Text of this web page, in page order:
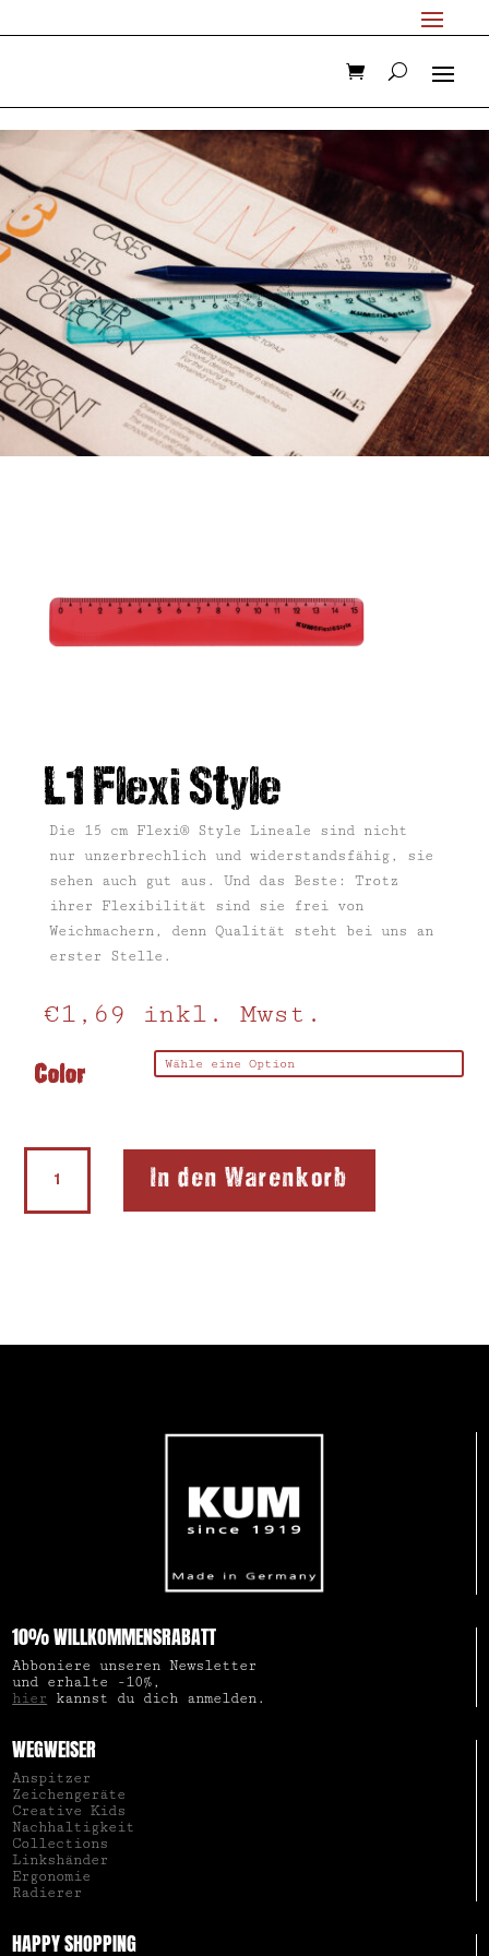
L1 Flexi Style
Die 15 cm Flexi® Style Lineale sind nicht
nur unzerbrechlich und widerstandsfähig, sie
sehen auch gut aus. Und das Beste: Trotz
ihrer Flexibilität sind sie frei von
Weichmachern, denn Qualität steht bei uns an
erster Stelle.
€1,69 inkl. Mwst.
Color
L1
Flexi
Style
In den Warenkorb
10% WILLKOMMENSRABATT
Abboniere unseren Newsletter
und erhalte -10%,
hier kannst du dich anmelden.
WEGWEISER
Anspitzer
Zeichengeräte
Creative Kids
Nachhaltigkeit
Collections
Linkshänder
Ergonomie
Radierer
HAPPY SHOPPING